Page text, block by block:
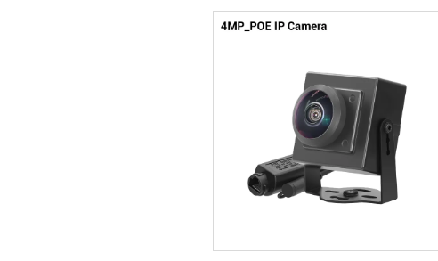
1/2.9 بوصة، UVC توصي
لينكس، وRaspberry Pi